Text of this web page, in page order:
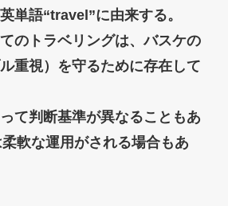
単語“travel”に由来する。
のトラベリングは、バスケの
重視）を守るために存在して
て判断基準が異なることもあ
軟な運用がされる場合もあ